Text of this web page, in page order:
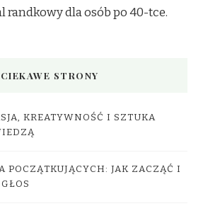
randkowy dla osób po 40-tce.
CIEKAWE STRONY
KREATYWNOŚĆ I SZTUKA
POCZĄTKUJĄCYCH: JAK ZACZĄĆ I